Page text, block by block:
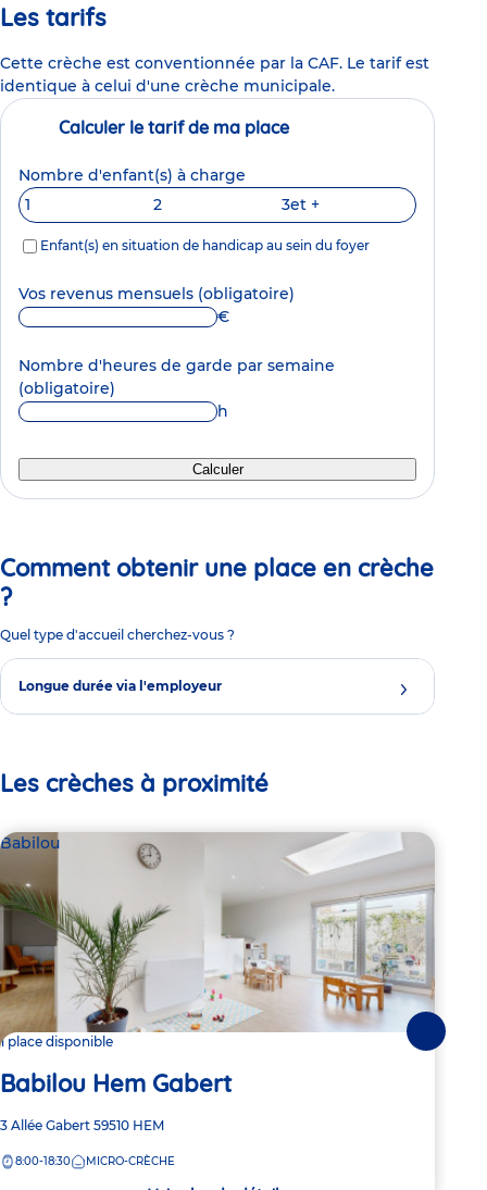
Les tarifs
Cette crèche est conventionnée par la CAF. Le tarif est
identique à celui d'une crèche municipale.
Calculer le tarif de ma place
Nombre d'enfant(s) à charge
1
2 3et +
Enfant(s) en situation de handicap au sein du foyer
Vos revenus mensuels (obligatoire)
€
Nombre d'heures de garde par semaine
(obligatoire)
h
Calculer
Comment obtenir une place en crèche
?
Quel type d'accueil cherchez-vous ?
Longue durée via l'employeur
Les crèches à proximité
Babilou
1 place disponible
Babilou Hem Gabert
Adresse
la
3 Allée Gabert 59510 HEM
8:00-18:30 MICRO-CRÈCHE